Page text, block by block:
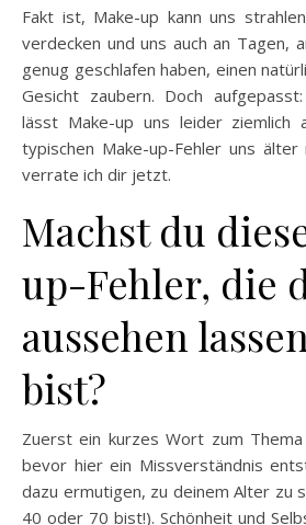
Fakt ist, Make-up kann uns strahlen lassen, kleine Makel
verdecken und uns auch an Tagen,
genug geschlafen haben, einen
Gesicht zaubern. Doch
lässt Make-up uns leider ziemlich
typischen Make-up-Fehler uns
verrate ich dir jetzt.
Machst du
up-Fehler, die
aussehen
bist?
Zuerst ein kurzes Wort zum Thema
bevor hier ein Missverständnis
dazu ermutigen, zu deinem Alter zu
40 oder 70 bist!). Schönheit und